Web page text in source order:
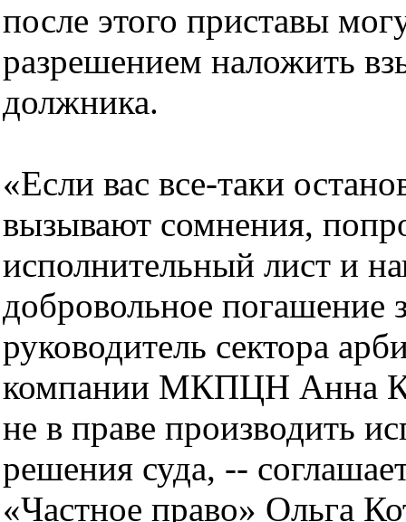
после этого приставы
разрешением наложить
должника.
«Если вас все-таки
вызывают сомнения,
исполнительный лист и
добровольное погашение
руководитель сектора
компании МКПЦН Анна
не в праве производить
решения суда, --
«Частное право» Ольга